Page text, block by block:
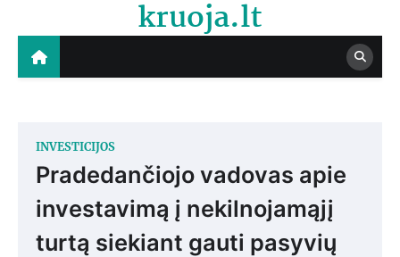
content
kruoja.lt
INVESTICIJOS
Pradedančiojo vadovas apie
investavimą į nekilnojamąjį
turtą siekiant gauti pasyvių